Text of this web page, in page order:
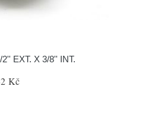
EXT. X 3/8'' INT.
Kč